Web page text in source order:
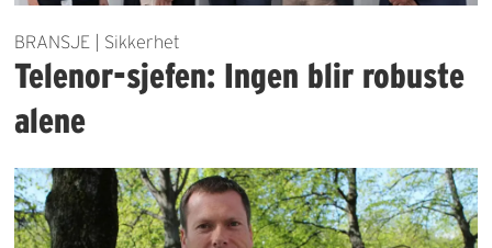
BRANSJE | Sikkerhet
Telenor-sjefen: Ingen blir robuste
alene